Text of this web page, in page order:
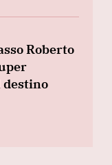
Roberto
destino